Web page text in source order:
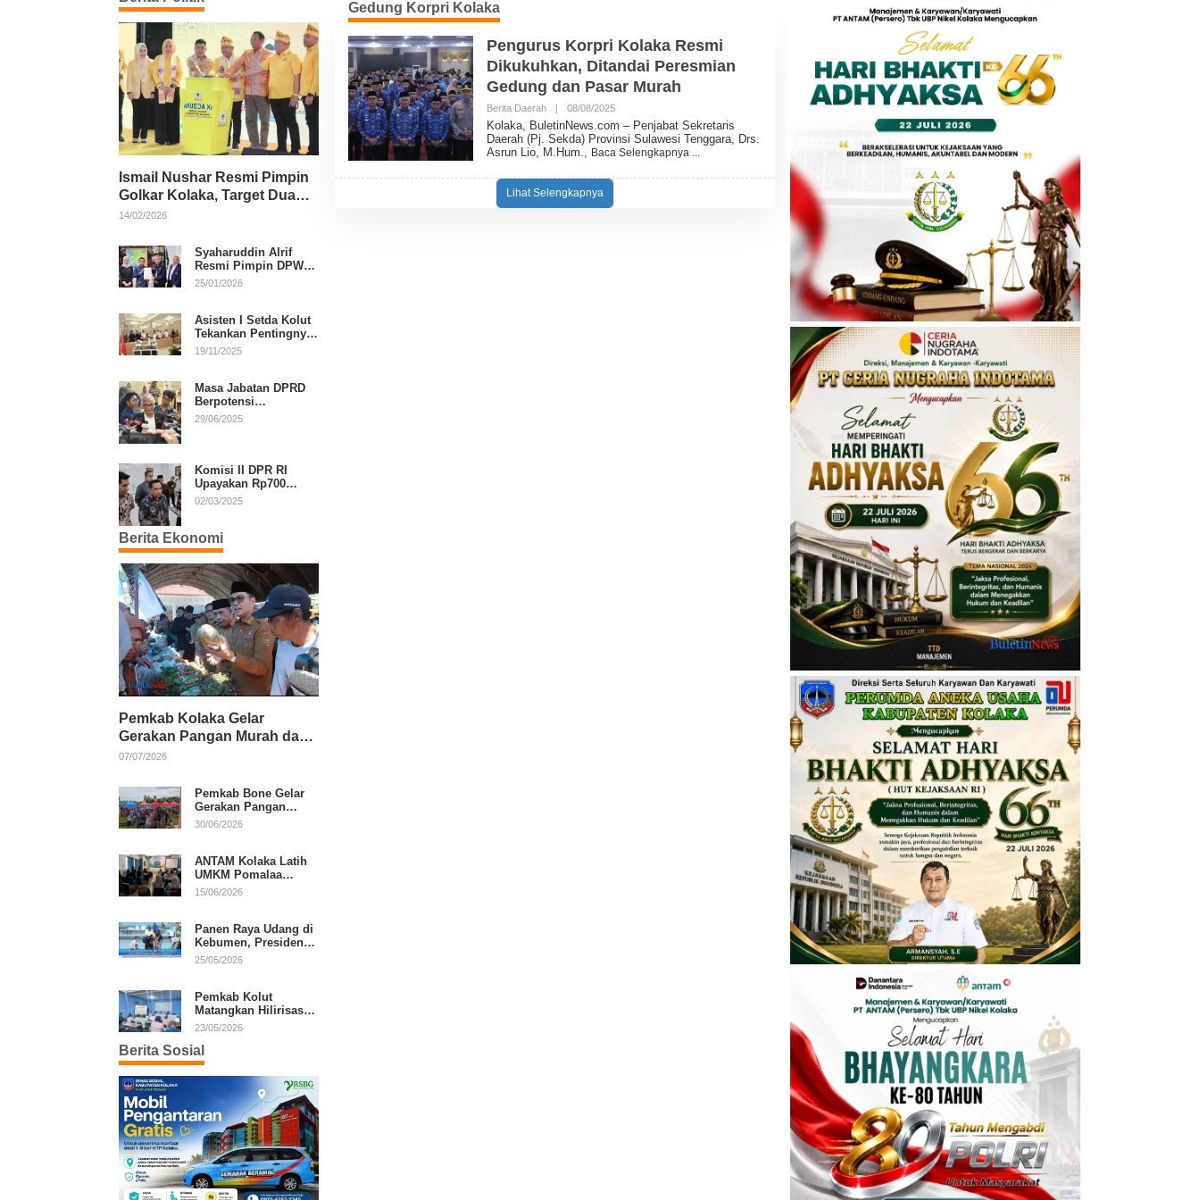
Ismail Nushar Resmi Pimpin
Golkar Kolaka, Target Dua
Kursi per Dapil
14/02/2026
Syaharuddin Alrif
Resmi Pimpin DPW
NasDem Sulsel
25/01/2026
Asisten I Setda Kolut
Tekankan Pentingnya
Pendidikan Politik
19/11/2025
Masa Jabatan DPRD
Berpotensi
Diperpanjang, Aria
29/06/2025
Komisi II DPR RI
Upayakan Rp700
Miliar dari APBN
Putusan MK
02/03/2025
Berita Ekonomi
Pemkab Kolaka Gelar
Gerakan Pangan Murah dan
Salurkan Pupuk Organik
07/07/2026
Pemkab Bone Gelar
Gerakan Pangan
Murah, Warga Serbu
30/06/2026
ANTAM Kolaka Latih
UMKM Pomalaa
Kembangkan Produk
15/06/2026
Panen Raya Udang di
Kebumen, Presiden
Prabowo Tekankan
25/05/2026
Pemkab Kolut
Matangkan Hilirisasi
Kakao dan Kelapa,
Daerah
23/05/2026
Berita Sosial
Gedung Korpri Kolaka
Pengurus Korpri Kolaka Resmi
Dikukuhkan, Ditandai Peresmian
Gedung dan Pasar Murah
Berita Daerah | 08/08/2025O
E
H
B
Kolaka, BuletinNews.com – Penjabat Sekretaris
Daerah (Pj. Sekda) Provinsi Sulawesi Tenggara, Drs.
Asrun Lio, M.Hum.,
Baca Selengkapnya
Lihat Selengkapnya